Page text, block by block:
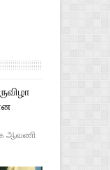
ஆவணி